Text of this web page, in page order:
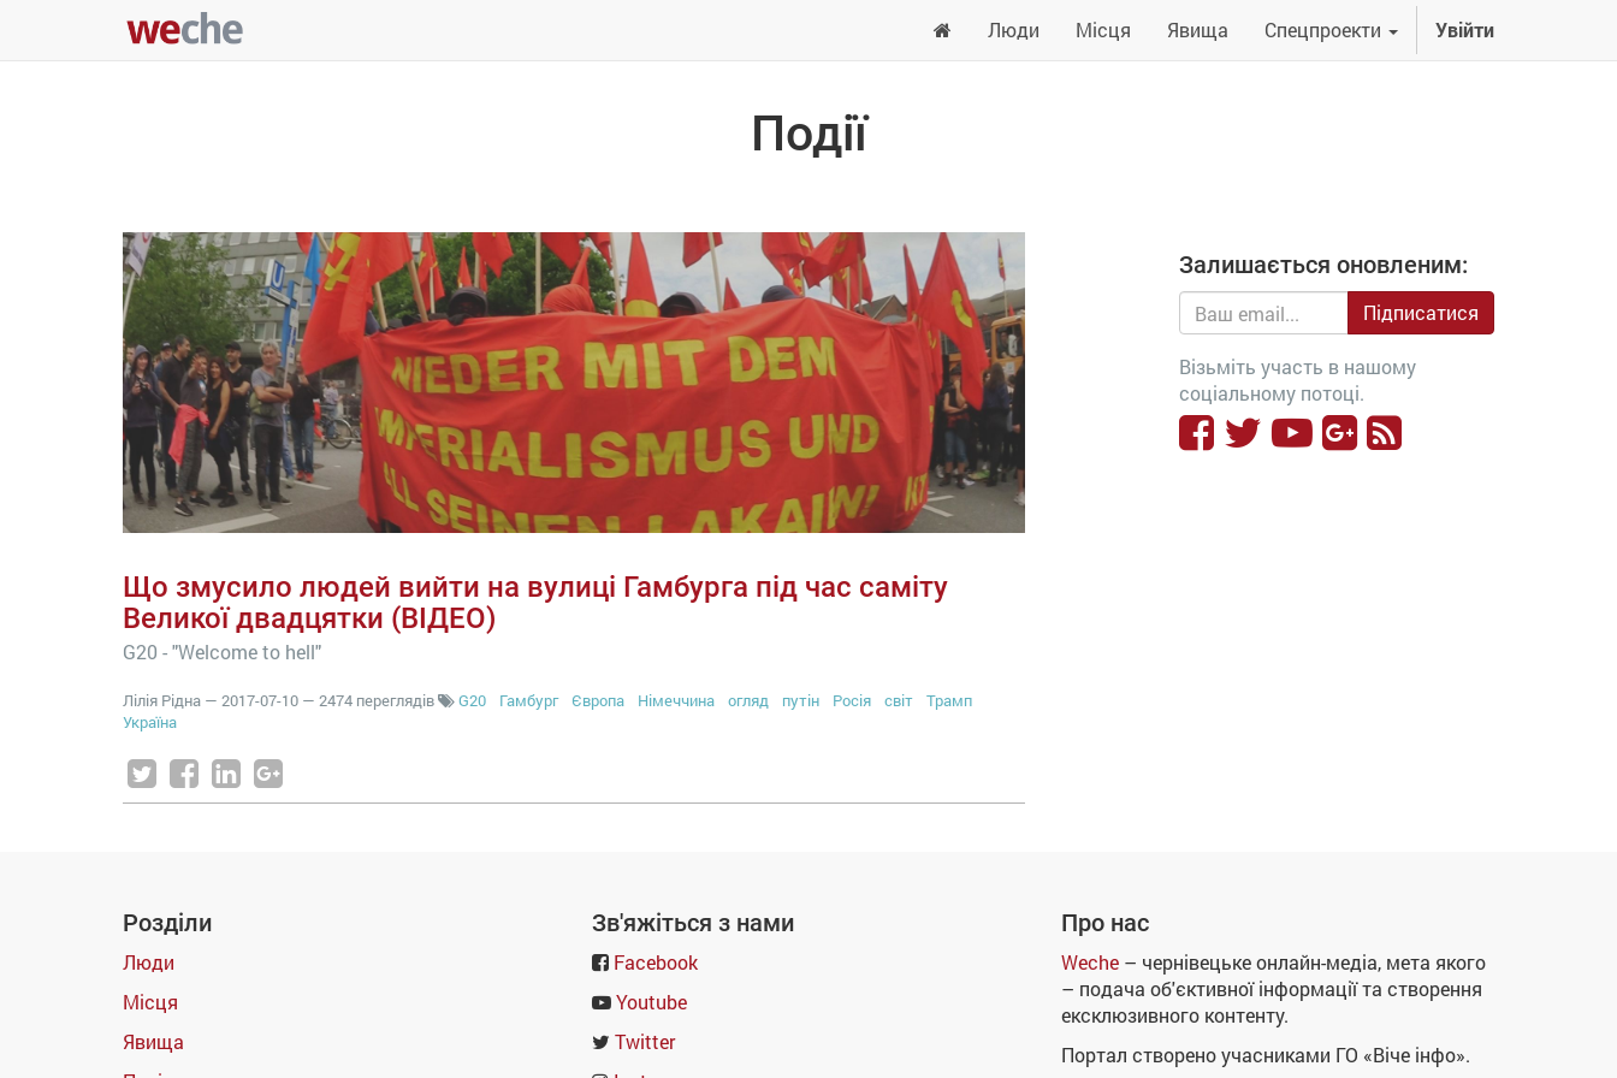
Люди Місця Явища Спецпроекти Увійти
Події
Що змусило людей вийти на вулиці Гамбурга під час саміту
Великої двадцятки (ВІДЕО)
G20 - "Welcome to hell"
Лілія Рідна — 2017-07-10 — 2474 переглядів G20 Гамбург Європа Німеччина огляд путін Росія світ
Трамп
Україна
Залишається оновленим:
Підписатися
Візьміть участь в нашому
соціальному потоці.
Розділи
Люди
Місця
Явища
Зв'яжіться з нами
Facebook
Youtube
Twitter
Про нас
Weche – чернівецьке онлайн-медіа, мета якого
– подача об'єктивної інформації та створення
ексклюзивного контенту.
Портал створено учасниками ГО «Віче інфо».